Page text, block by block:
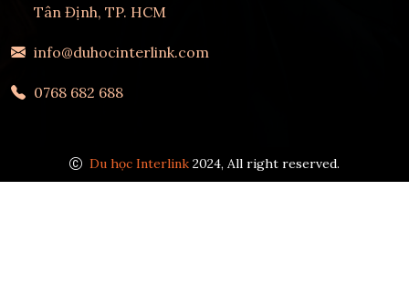
Tân Định, TP. HCM
info@duhocinterlink.com
0768 682 688
Du học Interlink 2024, All right reserved.